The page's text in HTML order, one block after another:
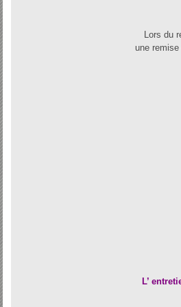
Lors du
une
L’